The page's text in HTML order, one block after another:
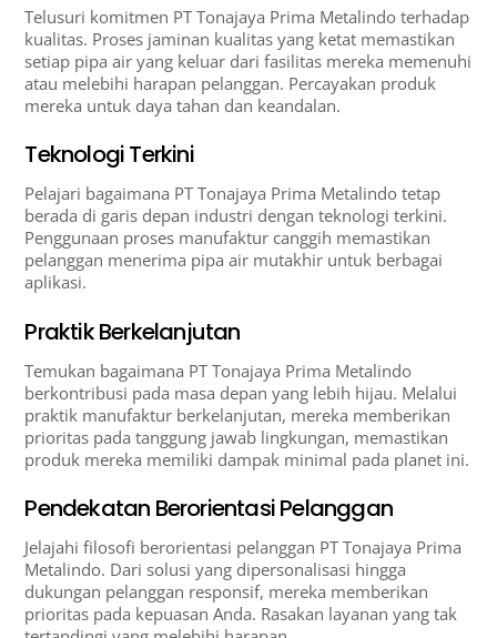
Telusuri komitmen PT Tonajaya Prima Metalindo terhadap
kualitas. Proses jaminan kualitas yang ketat memastikan
setiap pipa air yang keluar dari fasilitas mereka memenuhi
atau melebihi harapan pelanggan. Percayakan produk
mereka untuk daya tahan dan keandalan.
Teknologi Terkini
Pelajari bagaimana PT Tonajaya Prima Metalindo tetap
berada di garis depan industri dengan teknologi terkini.
Penggunaan proses manufaktur canggih memastikan
pelanggan menerima pipa air mutakhir untuk berbagai
aplikasi.
Praktik Berkelanjutan
Temukan bagaimana PT Tonajaya Prima Metalindo
berkontribusi pada masa depan yang lebih hijau. Melalui
praktik manufaktur berkelanjutan, mereka memberikan
prioritas pada tanggung jawab lingkungan, memastikan
produk mereka memiliki dampak minimal pada planet ini.
Pendekatan Berorientasi Pelanggan
Jelajahi filosofi berorientasi pelanggan PT Tonajaya Prima
Metalindo. Dari solusi yang dipersonalisasi hingga
dukungan pelanggan responsif, mereka memberikan
prioritas pada kepuasan Anda. Rasakan layanan yang tak